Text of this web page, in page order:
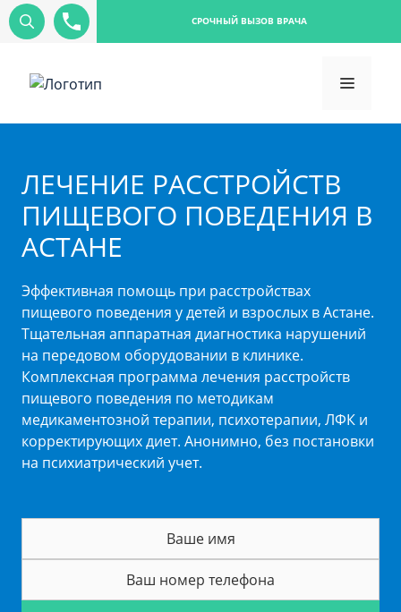
СРОЧНЫЙ ВЫЗОВ ВРАЧА
ЛЕЧЕНИЕ РАССТРОЙСТВ
ПИЩЕВОГО ПОВЕДЕНИЯ В
АСТАНЕ
Эффективная помощь при расстройствах
пищевого поведения у детей и взрослых в Астане.
Тщательная аппаратная диагностика нарушений
на передовом оборудовании в клинике.
Комплексная программа лечения расстройств
пищевого поведения по методикам
медикаментозной терапии, психотерапии, ЛФК и
корректирующих диет. Анонимно, без постановки
на психиатрический учет.